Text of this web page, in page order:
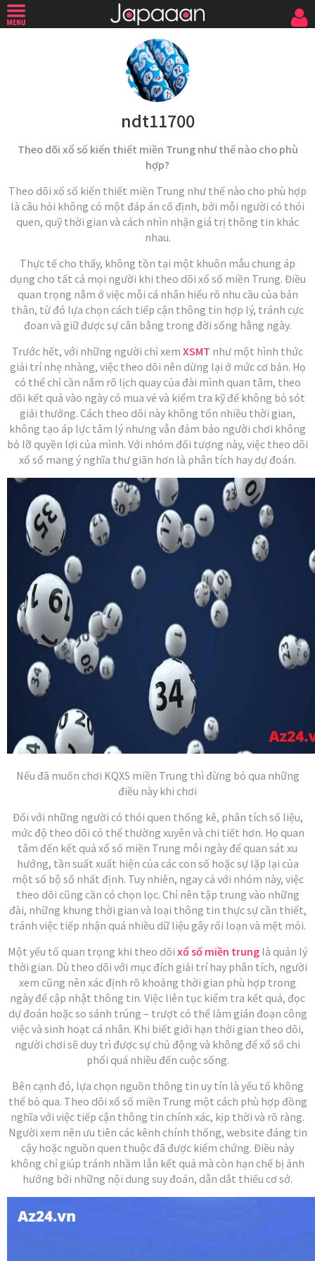
ndt11700
Theo dõi xổ số kiến thiết miền Trung như thế nào cho phù
hợp?
Theo dõi xổ số kiến thiết miền Trung như thế nào cho phù hợp
là câu hỏi không có một đáp án cố định, bởi mỗi người có thói
quen, quỹ thời gian và cách nhìn nhận giá trị thông tin khác
nhau.
Thực tế cho thấy, không tồn tại một khuôn mẫu chung áp
dụng cho tất cả mọi người khi theo dõi xổ số miền Trung. Điều
quan trọng nằm ở việc mỗi cá nhân hiểu rõ nhu cầu của bản
thân, từ đó lựa chọn cách tiếp cận thông tin hợp lý, tránh cực
đoan và giữ được sự cân bằng trong đời sống hằng ngày.
Trước hết, với những người chỉ xemXSMT như một hình thức
giải trí nhẹ nhàng, việc theo dõi nên dừng lại ở mức cơ bản. Họ
có thể chỉ cần nắm rõ lịch quay của đài mình quan tâm, theo
dõi kết quả vào ngày có mua vé và kiểm tra kỹ để không bỏ sót
giải thưởng. Cách theo dõi này không tốn nhiều thời gian,
không tạo áp lực tâm lý nhưng vẫn đảm bảo người chơi không
bỏ lỡ quyền lợi của mình. Với nhóm đối tượng này, việc theo dõi
xổ số mang ý nghĩa thư giãn hơn là phân tích hay dự đoán.
Nếu đã muốn chơi KQXS miền Trung thì đừng bỏ qua những
điều này khi chơi
Đối với những người có thói quen thống kê, phân tích số liệu,
mức độ theo dõi có thể thường xuyên và chi tiết hơn. Họ quan
tâm đến kết quả xổ số miền Trung mỗi ngày để quan sát xu
hướng, tần suất xuất hiện của các con số hoặc sự lặp lại của
một số bộ số nhất định. Tuy nhiên, ngay cả với nhóm này, việc
theo dõi cũng cần có chọn lọc. Chỉ nên tập trung vào những
đài, những khung thời gian và loại thông tin thực sự cần thiết,
tránh việc tiếp nhận quá nhiều dữ liệu gây rối loạn và mệt mỏi.
Một yếu tố quan trọng khi theo dõixổ số miền trunglà quản lý
thời gian. Dù theo dõi với mục đích giải trí hay phân tích, người
xem cũng nên xác định rõ khoảng thời gian phù hợp trong
ngày để cập nhật thông tin. Việc liên tục kiểm tra kết quả, đọc
dự đoán hoặc so sánh trúng – trượt có thể làm gián đoạn công
việc và sinh hoạt cá nhân. Khi biết giới hạn thời gian theo dõi,
người chơi sẽ duy trì được sự chủ động và không để xổ số chi
phối quá nhiều đến cuộc sống.
Bên cạnh đó, lựa chọn nguồn thông tin uy tín là yếu tố không
thể bỏ qua. Theo dõi xổ số miền Trung một cách phù hợp đồng
nghĩa với việc tiếp cận thông tin chính xác, kịp thời và rõ ràng.
Người xem nên ưu tiên các kênh chính thống, website đáng tin
cậy hoặc nguồn quen thuộc đã được kiểm chứng. Điều này
không chỉ giúp tránh nhầm lẫn kết quả mà còn hạn chế bị ảnh
hưởng bởi những nội dung suy đoán, dẫn dắt thiếu cơ sở.